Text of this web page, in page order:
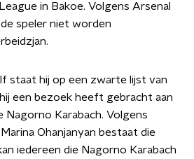
in Bakoe. Volgens Arsenal
speler niet worden
staat hij op een zwarte lijst van
een bezoek heeft gebracht aan
Nagorno Karabach. Volgens
Ohanjanyan bestaat die
iedereen die Nagorno Karabach